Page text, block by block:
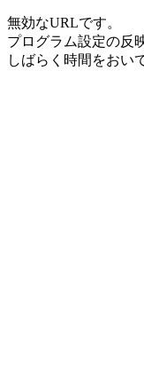
無効なURLです。
プログラム設定の反
しばらく時間をおい